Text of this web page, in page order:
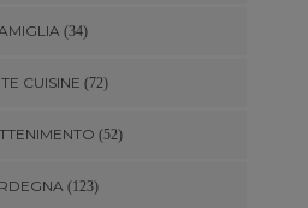
(34)
CUISINE (72)
(52)
(123)